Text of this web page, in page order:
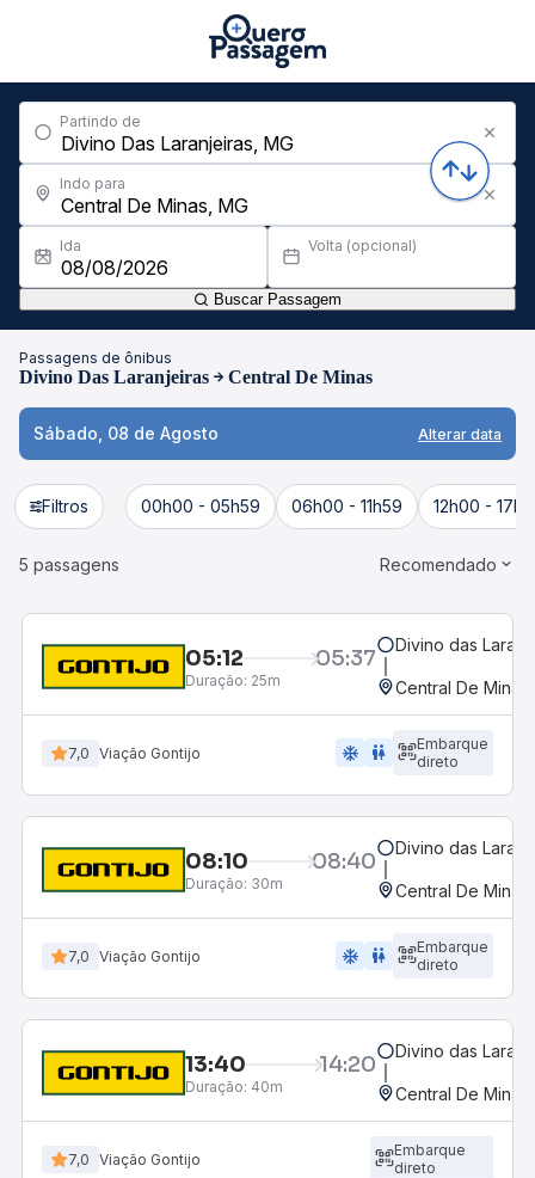
Partindo de
Indo para
Ida Volta (opcional)
Buscar Passagem
Passagens de ônibus
Divino Das Laranjeiras Central De Minas
Sábado, 08 de Agosto Alterar data
Filtros 00h00 - 05h59 06h00 - 11h59 12h00 -
5 passagens Recomendado
05:12 05:37
Duração: 25m
Divino das
Central De
7,0 Viação Gontijo ac_unit wc
Embarque
direto
08:10 08:40
Duração: 30m
Divino das
Central De
7,0 Viação Gontijo ac_unit wc
Embarque
direto
13:40 14:20
Duração: 40m
Divino das
Central De
7,0 Viação Gontijo
Embarque
direto